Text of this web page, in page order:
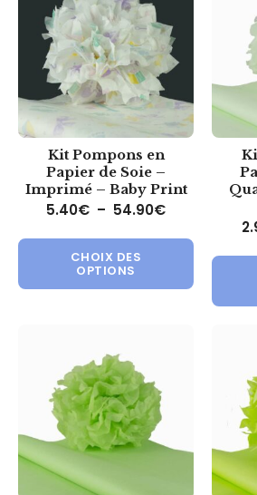
Kit Pompons en
Papier de Soie –
Imprimé – Baby Print
5.40€ – 54.90€Plage de
CHOIX DES
OPTIONS
Ce